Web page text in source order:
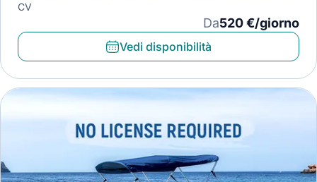
CV
Da520 €/giorno
Vedi disponibilità